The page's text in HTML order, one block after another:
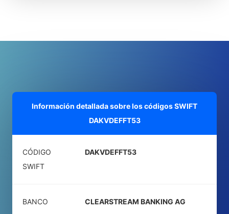
Información detallada sobre los códigos SWIFT
DAKVDEFFT53
CÓDIGO
SWIFT
DAKVDEFFT53
BANCO CLEARSTREAM BANKING AG